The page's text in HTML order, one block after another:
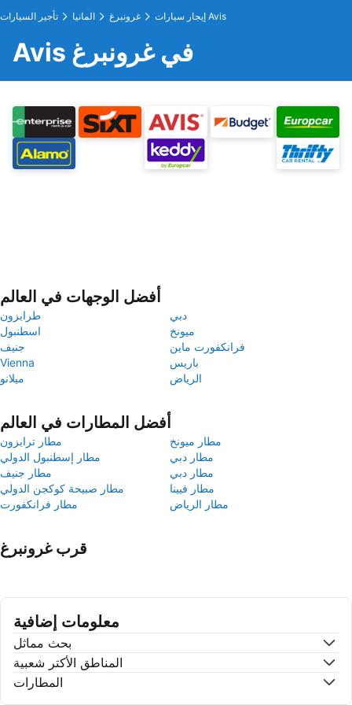
تأجير السيارات المانيا غرونبرغ إيجار سيارات Avis
Avis في غرونبرغ
أفضل الوجهات في العالم
طرابزون
دبي
اسطنبول
ميونخ
جنيف
فرانكفورت ماين
Vienna
باريس
ميلانو
الرياض
أفضل المطارات في العالم
مطار ترابزون
مطار ميونخ
مطار إسطنبول الدولي
مطار دبي
مطار جنيف
مطار دبي
مطار صبيحة كوكجن الدولي
مطار فيينا
مطار فرانكفورت
مطار الرياض
قرب غرونبرغ
معلومات إضافية
بحث مماثل
المناطق الأكتر شعبية
المطارات